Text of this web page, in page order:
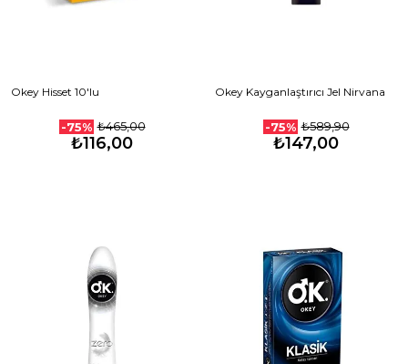
Okey Hisset 10'lu
-75% ₺465,00
₺116,00
Okey Kayganlaştırıcı Jel Nirvana
-75% ₺589,90
₺147,00